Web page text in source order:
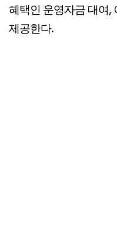
혜택인 운영자금 대여,
제공한다.